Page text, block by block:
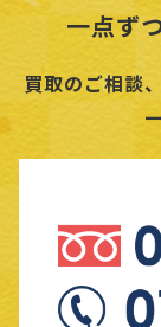
一点ず
買取のご相談